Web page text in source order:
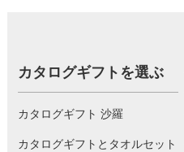
カタログギフトを選ぶ
カタログギフト 沙羅
カタログギフトとタオルセット